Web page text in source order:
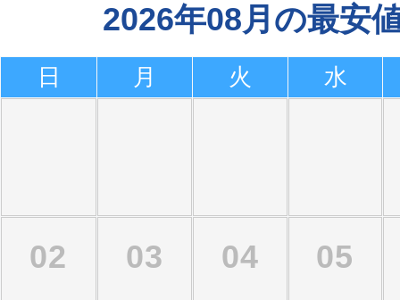
2026年08月の最安
日 月 火 水
02 03 04 05